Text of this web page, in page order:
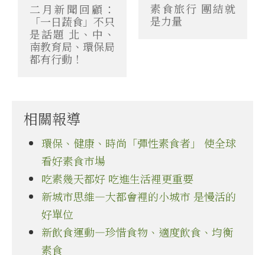
二月新聞回顧：
「一日蔬食」不只
是話題 北、中、
南教育局、環保局
都有行動！
素食旅行 團結就
是力量
相關報導
環保、健康、時尚「彈性素食者」 使全球
看好素食市場
吃素幾天都好 吃進生活裡更重要
新城市思維—大都會裡的小城市 是慢活的
好單位
新飲食運動—珍惜食物、適度飲食、均衡
素食